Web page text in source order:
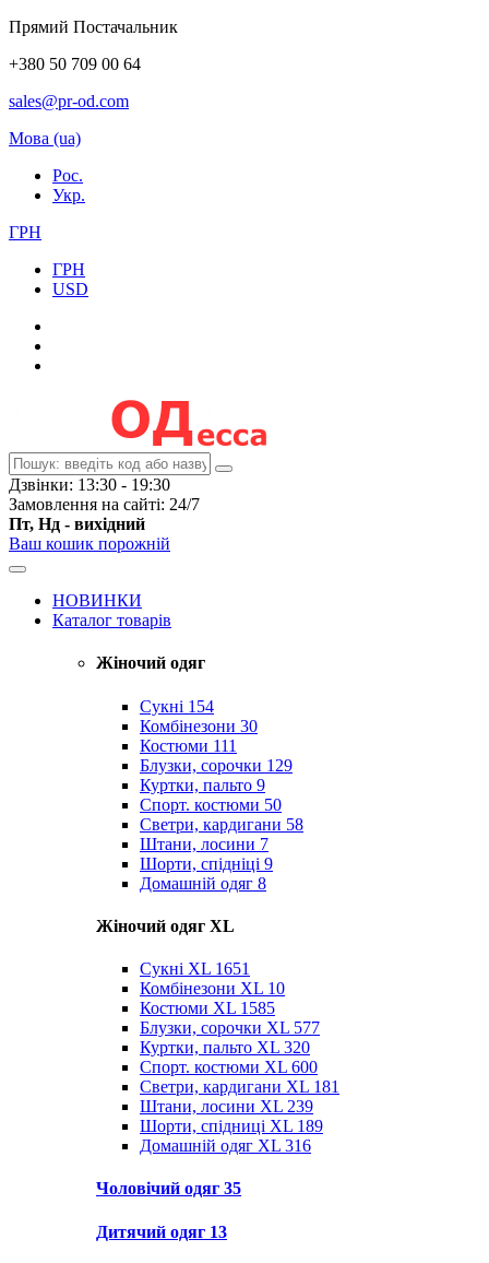
Прямий Постачальник
+380 50 709 00 64
sales@pr-od.com
Мова (ua)
Рос.
Укр.
ГРН
ГРН
USD
Дзвінки: 13:30 - 19:30
Замовлення на сайті: 24/7
Пт, Нд - вихідний
Ваш кошик порожній
НОВИНКИ
Каталог товарів
Жіночий одяг
Сукні 154
Комбінезони 30
Костюми 111
Блузки, сорочки 129
Куртки, пальто 9
Спорт. костюми 50
Светри, кардигани 58
Штани, лосини 7
Шорти, спідніці 9
Домашній одяг 8
Жіночий одяг XL
Cукні XL 1651
Комбінезони XL 10
Костюми XL 1585
Блузки, сорочки XL 577
Куртки, пальто XL 320
Спорт. костюми XL 600
Светри, кардигани XL 181
Штани, лосини XL 239
Шорти, спідниці XL 189
Домашній одяг XL 316
Чоловічий одяг 35
Дитячий одяг 13